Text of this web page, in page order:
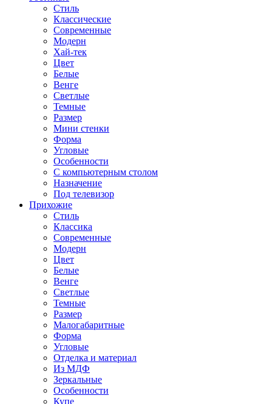
Стиль
Классические
Современные
Модерн
Хай-тек
Цвет
Белые
Венге
Светлые
Темные
Размер
Мини стенки
Форма
Угловые
Особенности
С компьютерным столом
Назначение
Под телевизор
Прихожие
Стиль
Классика
Современные
Модерн
Цвет
Белые
Венге
Светлые
Темные
Размер
Малогабаритные
Форма
Угловые
Отделка и материал
Из МДФ
Зеркальные
Особенности
Купе